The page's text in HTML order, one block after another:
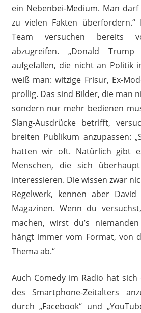
ein Nebenbei-Medium. Man
zu vielen Fakten
Team versuchen bereits
abzugreifen. „Donald
aufgefallen, die nicht an Politik
weiß man: witzige Frisur, Ex-
prollig. Das sind Bilder, die man
sondern nur mehr bedienen
Slang-Ausdrücke betrifft,
breiten Publikum anzupassen:
hatten wir oft. Natürlich gibt
Menschen, die sich
interessieren. Die wissen zwar
Regelwerk, kennen aber
Magazinen. Wenn du
machen, wirst du’s
hängt immer vom Format, von
Thema ab.“
Auch Comedy im Radio hat
des Smartphone-Zeitalters
durch „Facebook“ und